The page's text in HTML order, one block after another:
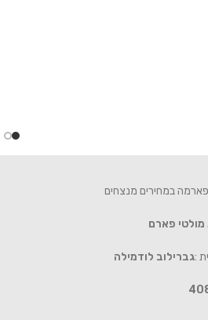
במחירים מנצחים
פארם
:גברילוב לודמילה